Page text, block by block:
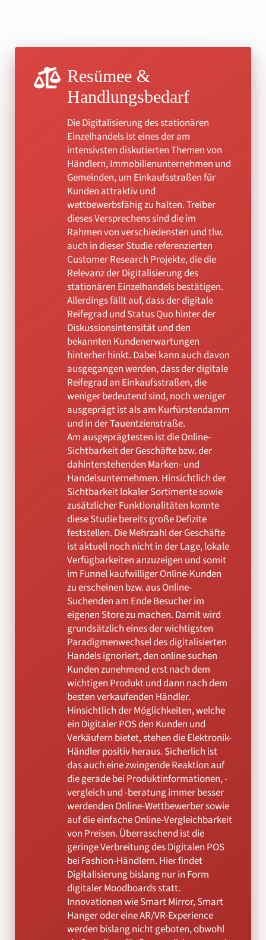
Resümee &
Handlungsbedarf
Die Digitalisierung des stationären
Einzelhandels ist eines der am
intensivsten diskutierten Themen von
Händlern, Immobilienunternehmen und
Gemeinden, um Einkaufsstraßen für
Kunden attraktiv und
wettbewerbsfähig zu halten. Treiber
dieses Versprechens sind die im
Rahmen von verschiedensten und tlw.
auch in dieser Studie referenzierten
Customer Research Projekte, die die
Relevanz der Digitalisierung des
stationären Einzelhandels bestätigen.
Allerdings fällt auf, dass der digitale
Reifegrad und Status Quo hinter der
Diskussionsintensität und den
bekannten Kundenerwartungen
hinterher hinkt. Dabei kann auch davon
ausgegangen werden, dass der digitale
Reifegrad an Einkaufsstraßen, die
weniger bedeutend sind, noch weniger
ausgeprägt ist als am Kurfürstendamm
und in der Tauentzienstraße.
Am ausgeprägtesten ist die Online-
Sichtbarkeit der Geschäfte bzw. der
dahinterstehenden Marken- und
Handelsunternehmen. Hinsichtlich der
Sichtbarkeit lokaler Sortimente sowie
zusätzlicher Funktionalitäten konnte
diese Studie bereits große Defizite
feststellen. Die Mehrzahl der Geschäfte
ist aktuell noch nicht in der Lage, lokale
Verfügbarkeiten anzuzeigen und somit
im Funnel kaufwilliger Online-Kunden
zu erscheinen bzw. aus Online-
Suchenden am Ende Besucher im
eigenen Store zu machen. Damit wird
grundsätzlich eines der wichtigsten
Paradigmenwechsel des digitalisierten
Handels ignoriert, den online suchen
Kunden zunehmend erst nach dem
wichtigen Produkt und dann nach dem
besten verkaufenden Händler.
Hinsichtlich der Möglichkeiten, welche
ein Digitaler POS den Kunden und
Verkäufern bietet, stehen die Elektronik-
Händler positiv heraus. Sicherlich ist
das auch eine zwingende Reaktion auf
die gerade bei Produktinformationen, -
vergleich und -beratung immer besser
werdenden Online-Wettbewerber sowie
auf die einfache Online-Vergleichbarkeit
von Preisen. Überraschend ist die
geringe Verbreitung des Digitalen POS
bei Fashion-Händlern. Hier findet
Digitalisierung bislang nur in Form
digitaler Moodboards statt.
Innovationen wie Smart Mirror, Smart
Hanger oder eine AR/VR-Experience
werden bislang nicht geboten, obwohl